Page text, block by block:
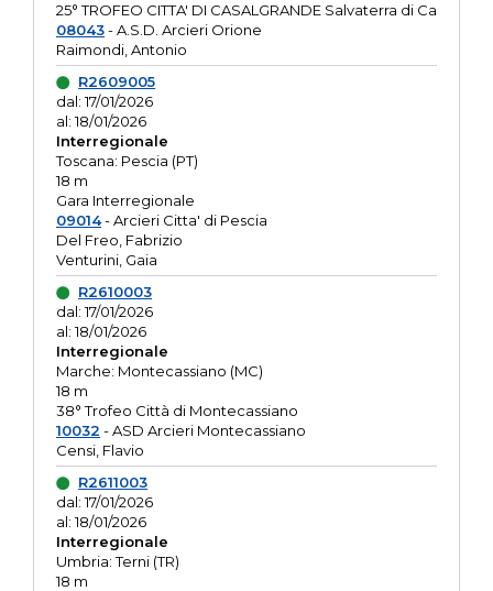
25° TROFEO CITTA' DI CASALGRANDE Salvaterra di Ca
08043- A.S.D. Arcieri Orione
Raimondi, Antonio
R2609005
dal: 17/01/2026
al: 18/01/2026
Interregionale
Toscana: Pescia (PT)
18 m
Gara Interregionale
09014- Arcieri Citta' di Pescia
Del Freo, Fabrizio
Venturini, Gaia
R2610003
dal: 17/01/2026
al: 18/01/2026
Interregionale
Marche: Montecassiano (MC)
18 m
38° Trofeo Città di Montecassiano
10032 - ASD Arcieri Montecassiano
Censi, Flavio
R2611003
dal: 17/01/2026
al: 18/01/2026
Interregionale
Umbria: Terni (TR)
18 m